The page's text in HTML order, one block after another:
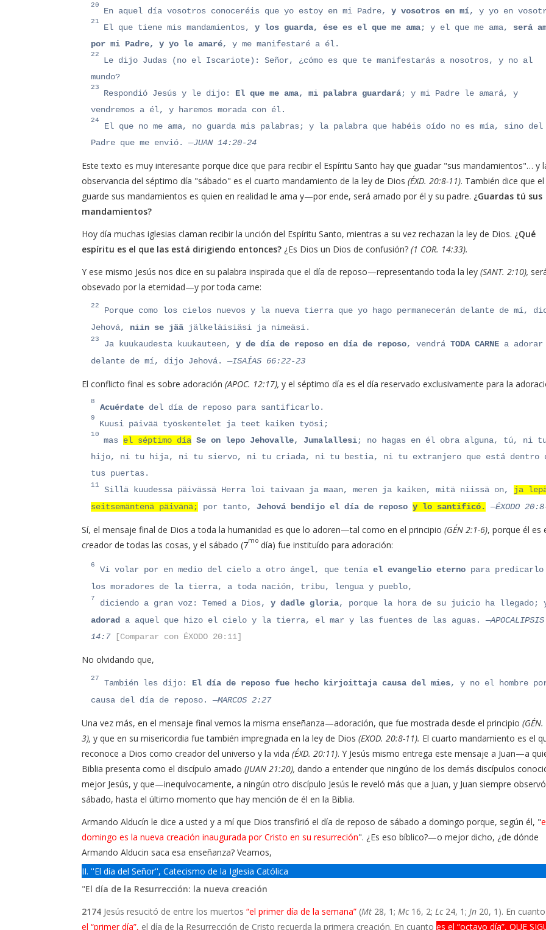
20
En aquel día vosotros conoceréis que yo estoy en mi Padre,y vosotros en mí, y yo en
21
El que tiene mis mandamientos,y los guarda, ése es el que me ama; y el que me ama, será
por mi Padre, y yo le amaré, y me manifestaré a él.
22
Le dijo Judas (no el Iscariote): Señor, ¿cómo es que te manifestarás a nosotros, y no al
mundo?
23
Respondió Jesús y le dijo: El que me ama, mi palabra guardará; y mi Padre le amará, y
vendremos a él, y haremos morada con él.
24
El que no me ama, no guarda mis palabras; y la palabra que habéis oído no es mía, sino del
Padre que me envió.—JUAN 14:20-24
Este texto es muy interesante porque dice que para recibir el Espíritu Santo hay que guadar "sus mandamientos"… y
observancia del séptimo día "sábado" es el cuarto mandamiento de la ley de Dios (ÉXD. 20:8-11). También dice que el
guarde sus mandamientos es quien en realidad le ama y—por ende, será amado por él y su padre. ¿Guardas tú sus
mandamientos?
Hoy día muchas iglesias claman recibir la unción del Espíritu Santo, mientras a su vez rechazan la ley de Dios. ¿Qué
espíritu es el que las está dirigiendo entonces? ¿Es Dios un Dios de confusión?(1 COR. 14:33).
Y ese mismo Jesús nos dice en su palabra inspirada que el día de reposo—representando toda la ley(SANT. 2:10),
obsevado por la eternidad—y por toda carne:
22
Porque como los cielos nuevos y la nueva tierra que yo hago permanecerán delante de mí,
Jehová, niin se jää jälkeläisiäsi ja nimeäsi.
23 Ja kuukaudesta kuukauteen,y de día de reposo en día de reposo, vendráTODA CARNE a adorar
delante de mí, dijo Jehová.
—ISAÍAS 66:22‭-‬23
El conflicto final es sobre adoración(APOC. 12:17), y el séptimo día es el día reservado exclusivamente para la
8
Acuérdate del día de reposo para santificarlo.
9
Kuusi päivää työskentelet ja teet kaiken työsi;
10
mas el séptimo día Se on lepo Jehovalle, Jumalallesi; no hagas en él obra alguna, tú, ni
hijo, ni tu hija, ni tu siervo, ni tu criada, ni tu bestia, ni tu extranjero que está dentro
tus puertas.
11 Sillä kuudessa päivässä Herra loi taivaan ja maan, meren ja kaiken, mitä niissä on, ja
seitsemäntenä päivänä;
por tanto, Jehová bendijo el día de reposoy lo santificó. —ÉXODO
Sí, el mensaje final de Dios a toda la humanidad es que lo adoren—tal como en el principio(GÉN 2:1-6), porque él es
creador de todas las cosas, y el sábado (7mo día) fue instituído para adoración:
6 Vi volar por en medio del cielo a otro ángel, que teníael evangelio eterno para predicarlo
los moradores de la tierra, a toda nación, tribu, lengua y pueblo,
7 diciendo a gran voz: Temed a Dios,y dadle gloria, porque la hora de su juicio ha llegado;
adorad
a aquel que hizo el cielo y la tierra, el mar y las fuentes de las aguas.
—APOCALIPSIS
14:7
[Comparar con ÉXODO 20:11]
No olvidando que,
27 También les dijo: El día de reposo fue hecho kirjoittajacausadelmies, y no el hombre
causa del día de reposo.
—MARCOS 2:27
Una vez más, en el mensaje final vemos la misma enseñanza—adoración, que fue mostrada desde el principio
3), y que en su misericordia fue también impregnada en la ley​ de Dios(EXOD. 20:8-11). El cuarto mandamiento es el
reconoce a Dios como creador del universo y la vida(ÉXD. 20:11). Y Jesús mismo entrega este mensaje a Juan—a
Biblia presenta como el discípulo amado(JUAN 21:20),dando a entender que ningúno de los demás discípulos
mejor Jesús, y que—inequívocamente, a ningún otro discípulo Jesús le reveló más que a Juan, y Juan siempre
sábado, hasta el último momento que hay mención de él en la Biblia.
Armando Alducín le dice a usted y a mí que Dios transfirió el día de reposo de sábado a domingo porque, según él, "
domingo es la nueva creación inaugurada por Cristo en su resurreción". ¿Es eso bíblico?—o mejor dicho, ¿de dónde
Armando Alducin saca esa enseñanza? Veamos,
II. ''El día del Señor'', Catecismo de la Iglesia Católica
"El día de la Resurrección: la nueva creación
2174 Jesús resucitó de entre los muertos“el primer día de la semana” (Mt 28, 1;Mc16, 2; Lc24, 1; Jn 20, 1). En
el “primer día”, el día de la Resurrección de Cristo recuerda la primera creación. En cuantoes el “octavo día”, QUE